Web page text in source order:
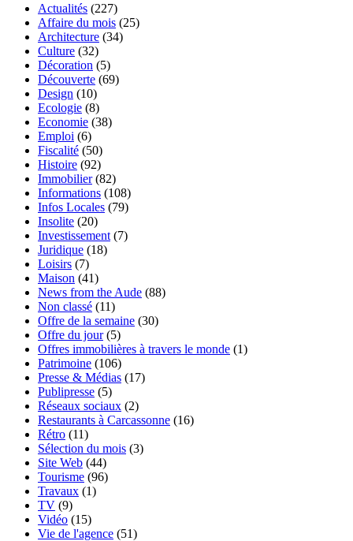
Actualités (227)
Affaire du mois (25)
Architecture (34)
Culture (32)
Décoration (5)
Découverte (69)
Design (10)
Ecologie (8)
Economie (38)
Emploi (6)
Fiscalité (50)
Histoire (92)
Immobilier(82)
Informations (108)
Infos Locales (79)
Insolite (20)
Investissement (7)
Juridique (18)
Loisirs (7)
Maison (41)
News from the Aude (88)
Non classé (11)
Offre de la semaine (30)
Offre du jour(5)
Offres immobilières à travers le monde (1)
Patrimoine (106)
Presse & Médias (17)
Publipresse (5)
Réseaux sociaux (2)
Restaurants à Carcassonne (16)
Rétro (11)
Sélection du mois (3)
Site Web (44)
Tourisme (96)
Travaux (1)
TV (9)
Vidéo (15)
Vie de l'agence (51)